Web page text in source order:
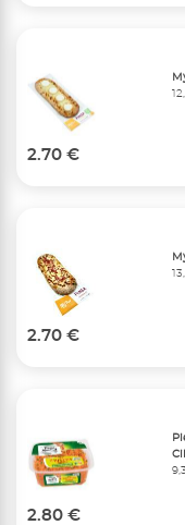
2.70 €
2.70 €
2.80 €